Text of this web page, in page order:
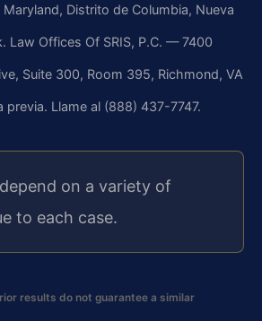
Distrito de Columbia, Nueva
Law Offices Of SRIS, P.C. — 7400
Suite 300, Room 395, Richmond, VA
Llame al (888) 437-7747.
on a variety of
to each case.
results do not guarantee a similar